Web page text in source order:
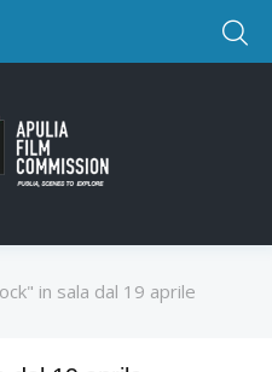
in sala dal 19 aprile